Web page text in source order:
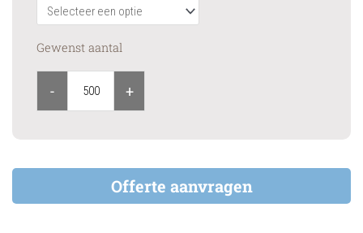
Gewenst aantal
- +
Offerte aanvragen